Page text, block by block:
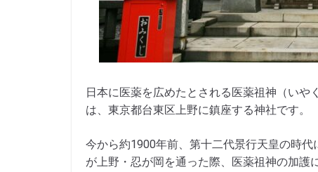
日本に医薬を広めたとされる医薬祖神（い
は、東京都台東区上野に鎮座する神社です。
今から約1900年前、第十二代景行天皇の時代
が上野・忍が岡を通った際、医薬祖神の加護